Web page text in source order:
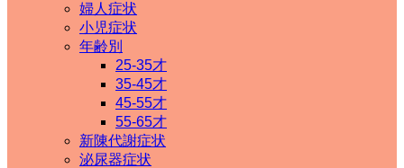
婦人症状
小児症状
年齢別
25-35才
35-45才
45-55才
55-65才
新陳代謝症状
泌尿器症状